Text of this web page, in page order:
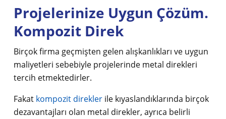
Projelerinize Uygun Çözüm.
Kompozit Direk
Birçok firma geçmişten gelen alışkanlıkları ve uygun
maliyetleri sebebiyle projelerinde metal direkleri
tercih etmektedirler.
Fakat kompozit direklerile kıyaslandıklarında birçok
dezavantajları olan metal direkler, ayrıca belirli